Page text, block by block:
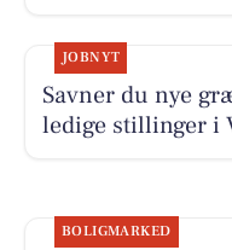
JOBNYT
Savner du nye
ledige stillinger i
BOLIGMARKED